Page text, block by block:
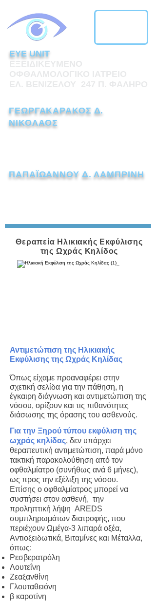
EYE UNIT
ΓΕΩΡΓΑΚΑΡΑΚΟΣ Δ.
ΝΙΚΟΛΑΟΣ
ΠΑΠΑΪΩΑΝΝΟΥ Δ. ΛΑΜΠΡΙΝΗ
Θεραπεία Ηλικιακής Εκφύλισης
της Ωχράς Κηλίδος
Αντιμετώπιση της Ηλικιακής
Εκφύλισης της Ωχράς Κηλίδας
Όπως είχαμε προαναφέρει στην
σχετική σελίδα για την πάθηση, η
έγκαιρη διάγνωση και αντιμετώπιση της
νόσου, ορίζουν και τις πιθανότητες
διάσωσης της όρασης του ασθενούς.
Για την Ξηρού τύπου εκφύλιση της
ωχράς κηλίδας, δεν υπάρχει
θεραπευτική αντιμετώπιση, παρά μόνο
τακτική παρακολούθηση από τον
οφθαλμίατρο (συνήθως ανά 6 μήνες),
ως προς την εξέλιξη της νόσου.
Επίσης ο οφθαλμίατρος μπορεί να
συστήσει στον ασθενή, την
προληπτική λήψη AREDS
συμπληρωμάτων διατροφής, που
περιέχουν Ωμέγα-3 λιπαρά οξέα,
Αντιοξειδωτικά, Βιταμίνες και Μέταλλα,
όπως:
Ρεσβερατρόλη
Λουτεΐνη
Ζεαξανθίνη
Γλουταθειόνη
β καροτίνη